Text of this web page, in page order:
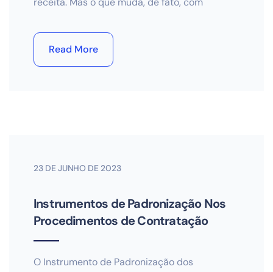
Read More
23 DE JUNHO DE 2023
Instrumentos de Padronização Nos
Procedimentos de Contratação
O Instrumento de Padronização dos